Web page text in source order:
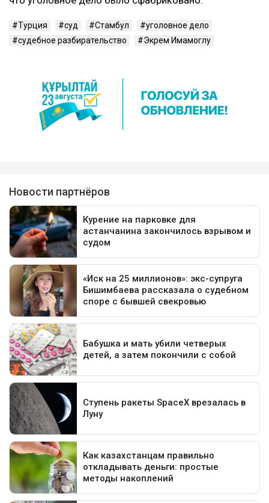
Турция суд Стамбул
уголовное дело
судебное разбирательство
Экрем Имамоглу